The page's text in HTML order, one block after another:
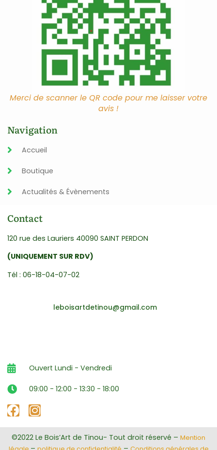
Merci de scanner le QR code pour me laisser votre
avis !
Navigation
Accueil
Boutique
Actualités & Évènements
Contact
120 rue des Lauriers 40090 SAINT PERDON
(UNIQUEMENT SUR RDV)
Tél : 06-18-04-07-02
leboisartdetinou@gmail.com
Ouvert Lundi - Vendredi
09:00 - 12:00 - 13:30 - 18:00
©2022 Le Bois’Art de Tinou- Tout droit réservé – Mention